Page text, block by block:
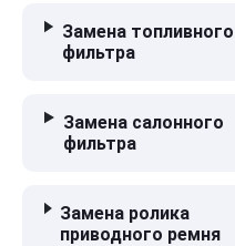
Замена топливного
фильтра
Замена салонного
фильтра
Замена ролика
приводного ремня